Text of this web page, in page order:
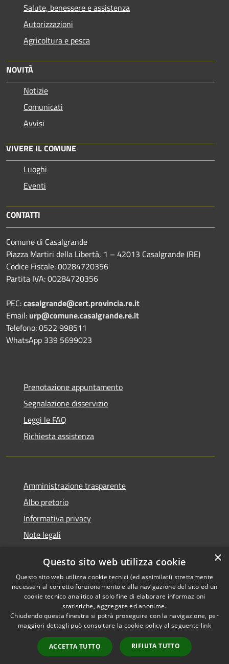
Salute, benessere e assistenza
Autorizzazioni
Agricoltura e pesca
NOVITÀ
Notizie
Comunicati
Avvisi
VIVERE IL COMUNE
Luoghi
Eventi
CONTATTI
Comune di Casalgrande
Piazza Martiri della Libertà, 1 – 42013 Casalgrande (RE)
Codice Fiscale: 00284720356
Partita IVA: 00284720356
PEC:casalgrande@cert.provincia.re.it
Email: urp@comune.casalgrande.re.it
Telefono: 0522 998511
WhatsApp 339 5699023
Prenotazione appuntamento
Segnalazione disservizio
Leggi le FAQ
Richiesta assistenza
Amministrazione trasparente
Albo pretorio
Informativa privacy
Note legali
Piano di miglioramento del sito
RSS
Accessibilità
Copyright © 2026 • Comune di
Casalgrande • Powered by
Municipium•
Accesso
redazione
×
Questo sito web utilizza cookie
Questo sito web utilizza cookie tecnici (ed assimilati) strettamente
necessari al corretto funzionamento e alla navigazione del sito ed un
cookie tecnico analitico al solo fine di elaborare informazioni
statistiche, aggregate ed anonime.
Chiudendo questa finestra si potrà proseguire con la navigazione, per
maggiori dettagli può consultare la cookie policy al seguente link
ACCETTA TUTTO RIFIUTA TUTTO